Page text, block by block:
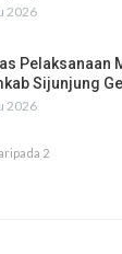
2026
Pelaksanaan
Sijunjung
2026
2